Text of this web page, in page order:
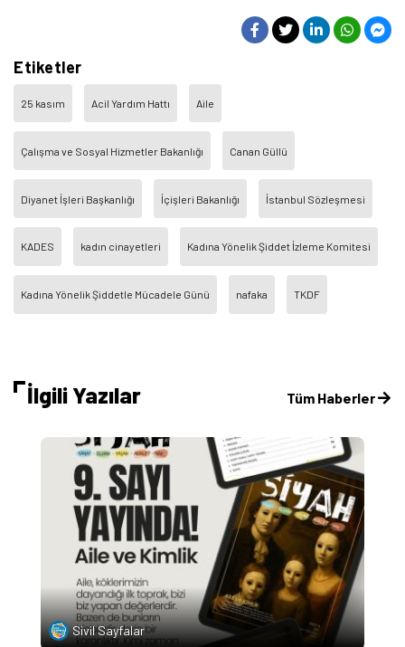
Etiketler
25 kasım Acil Yardım Hattı Aile
Çalışma ve Sosyal Hizmetler Bakanlığı Canan Güllü
Diyanet İşleri Başkanlığı İçişleri Bakanlığı İstanbul Sözleşmesi
KADES kadın cinayetleri Kadına Yönelik Şiddet İzleme Komitesi
Kadına Yönelik Şiddetle Mücadele Günü nafaka TKDF
İlgili Yazılar Tüm Haberler
Sivil Sayfalar